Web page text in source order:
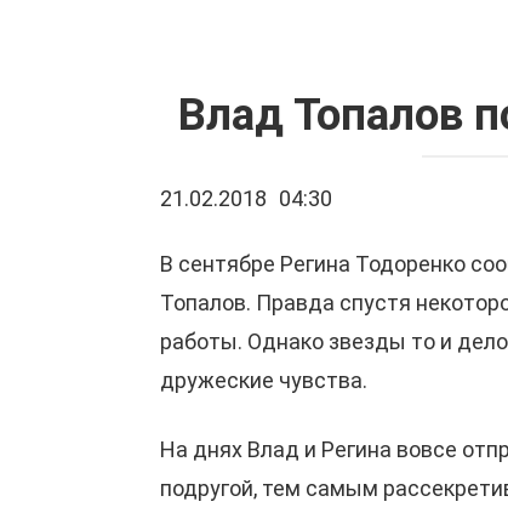
Влад Топалов
21.02.2018 04:30
В сентябре Регина Тодоренко
Топалов. Правда спустя
работы. Однако звезды то и
дружеские чувства.
На днях Влад и Регина вовсе
подругой, тем самым